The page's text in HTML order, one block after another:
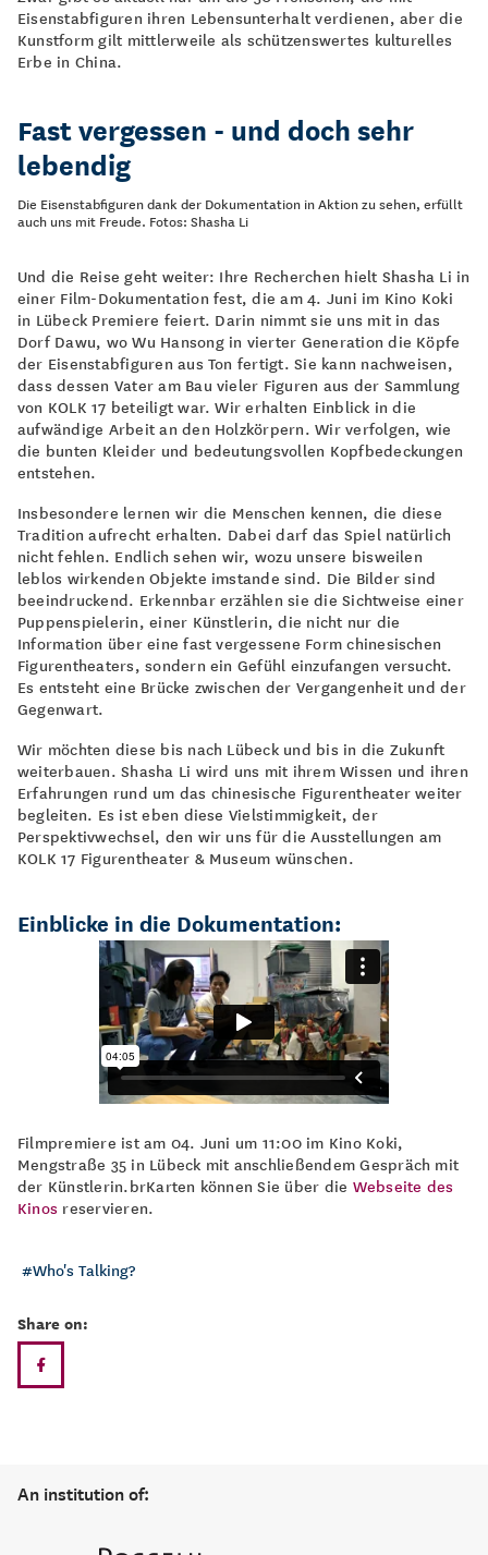
Eisenstabfiguren ihren Lebensunterhalt verdienen, aber die
Kunstform gilt mittlerweile als schützenswertes kulturelles
Erbe in China.
Fast vergessen - und doch sehr
lebendig
Die Eisenstabfiguren dank der Dokumentation in Aktion zu sehen, erfüllt
auch uns mit Freude. Fotos: Shasha Li
Und die Reise geht weiter: Ihre Recherchen hielt Shasha Li in
einer Film-Dokumentation fest, die am 4. Juni im Kino Koki
in Lübeck Premiere feiert. Darin nimmt sie uns mit in das
Dorf Dawu, wo Wu Hansong in vierter Generation die Köpfe
der Eisenstabfiguren aus Ton fertigt. Sie kann nachweisen,
dass dessen Vater am Bau vieler Figuren aus der Sammlung
von KOLK 17 beteiligt war. Wir erhalten Einblick in die
aufwändige Arbeit an den Holzkörpern. Wir verfolgen, wie
die bunten Kleider und bedeutungsvollen Kopfbedeckungen
entstehen.
Insbesondere lernen wir die Menschen kennen, die diese
Tradition aufrecht erhalten. Dabei darf das Spiel natürlich
nicht fehlen. Endlich sehen wir, wozu unsere bisweilen
leblos wirkenden Objekte imstande sind. Die Bilder sind
beeindruckend. Erkennbar erzählen sie die Sichtweise einer
Puppenspielerin, einer Künstlerin, die nicht nur die
Information über eine fast vergessene Form chinesischen
Figurentheaters, sondern ein Gefühl einzufangen versucht.
Es entsteht eine Brücke zwischen der Vergangenheit und der
Gegenwart.
Wir möchten diese bis nach Lübeck und bis in die Zukunft
weiterbauen. Shasha Li wird uns mit ihrem Wissen und ihren
Erfahrungen rund um das chinesische Figurentheater weiter
begleiten. Es ist eben diese Vielstimmigkeit, der
Perspektivwechsel, den wir uns für die Ausstellungen am
KOLK 17 Figurentheater & Museum wünschen.
Einblicke in die Dokumentation:
Filmpremiere ist am 04. Juni um 11:00 im Kino Koki,
Mengstraße 35 in Lübeck mit anschließendem Gespräch mit
der Künstlerin.brKarten können Sie über die Webseite des
Kinos reservieren.
Who's Talking?
Share on:
An institution of: